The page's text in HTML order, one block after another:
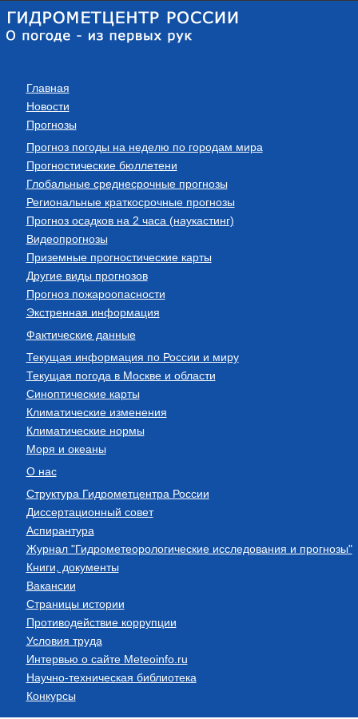
Главная
Новости
Прогнозы
Прогноз погоды на неделю по городам мира
Прогностические бюллетени
Глобальные среднесрочные прогнозы
Региональные краткосрочные прогнозы
Прогноз осадков на 2 часа (наукастинг)
Видеопрогнозы
Приземные прогностические карты
Другие виды прогнозов
Прогноз пожароопасности
Экстренная информация
Фактические данные
Текущая информация по России и миру
Текущая погода в Москве и области
Синоптические карты
Климатические изменения
Климатические нормы
Моря и океаны
О нас
Структура Гидрометцентра России
Диссертационный совет
Аспирантура
Журнал "Гидрометеорологические исследования и прогнозы"
Книги, документы
Вакансии
Страницы истории
Противодействие коррупции
Условия труда
Интервью о сайте Meteoinfo.ru
Научно-техническая библиотека
Конкурсы